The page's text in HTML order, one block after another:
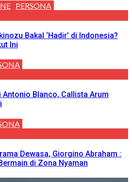
PERSONA
Bakal ‘Hadir’ di Indonesia?
Ini
Antonio Blanco, Callista Arum
Dewasa, Giorgino Abraham :
di Zona Nyaman